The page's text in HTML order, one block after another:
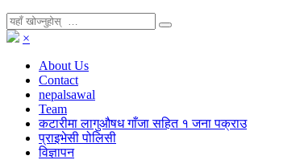
×
About Us
Contact
nepalsawal
Team
कटारीमा लागुऔषध गाँजा सहित १ जना पक्राउ
प्राइभेसी पोलिसी
विज्ञापन